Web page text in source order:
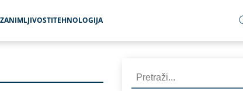
ZANIMLJIVOSTITEHNOLOGIJA